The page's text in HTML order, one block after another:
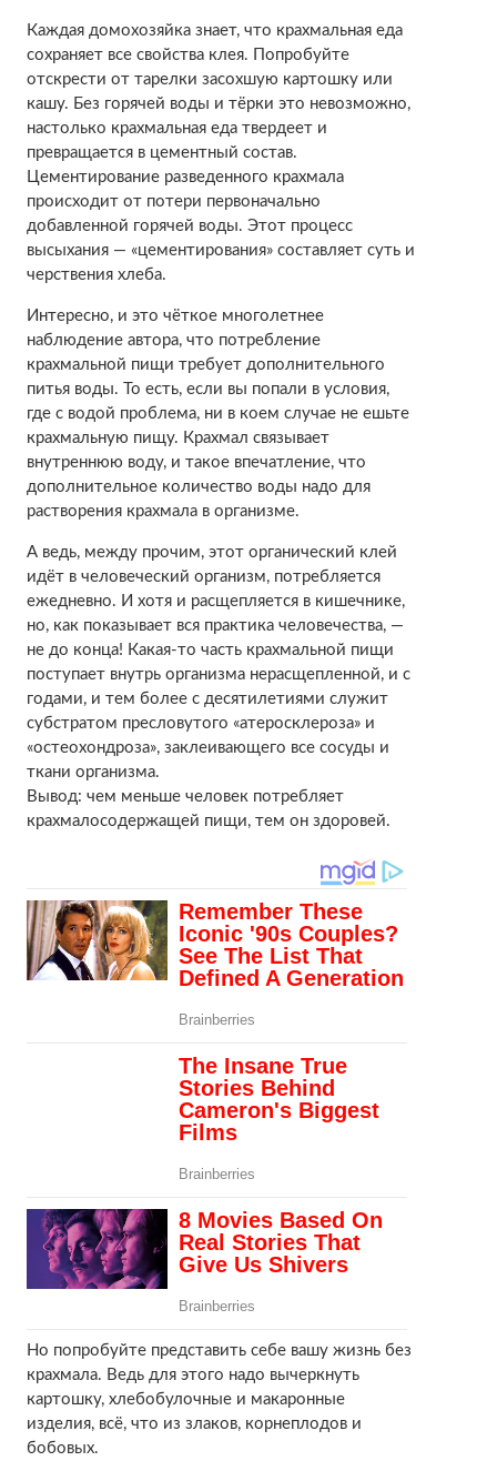
Каждая домохозяйка знает, что крахмальная еда
сохраняет все свойства клея. Попробуйте
отскрести от тарелки засохшую картошку или
кашу. Без горячей воды и тёрки это невозможно,
настолько крахмальная еда твердеет и
превращается в цементный состав.
Цементирование разведенного крахмала
происходит от потери первоначально
добавленной горячей воды. Этот процесс
высыхания — «цементирования» составляет суть и
черствения хлеба.
Интересно, и это чёткое многолетнее
наблюдение автора, что потребление
крахмальной пищи требует дополнительного
питья воды. То есть, если вы попали в условия,
где с водой проблема, ни в коем случае не ешьте
крахмальную пищу. Крахмал связывает
внутреннюю воду, и такое впечатление, что
дополнительное количество воды надо для
растворения крахмала в организме.
А ведь, между прочим, этот органический клей
идёт в человеческий организм, потребляется
ежедневно. И хотя и расщепляется в кишечнике,
но, как показывает вся практика человечества, —
не до конца! Какая-то часть крахмальной пищи
поступает внутрь организма нерасщепленной, и с
годами, и тем более с десятилетиями служит
субстратом пресловутого «атеросклероза» и
«остеохондроза», заклеивающего все сосуды и
ткани организма.
Вывод: чем меньше человек потребляет
крахмалосодержащей пищи, тем он здоровей.
Но попробуйте представить себе вашу жизнь без
крахмала. Ведь для этого надо вычеркнуть
картошку, хлебобулочные и макаронные
изделия, всё, что из злаков, корнеплодов и
бобовых.